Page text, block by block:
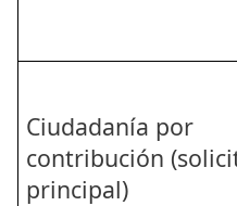
Ciudadanía por
contribución
principal)